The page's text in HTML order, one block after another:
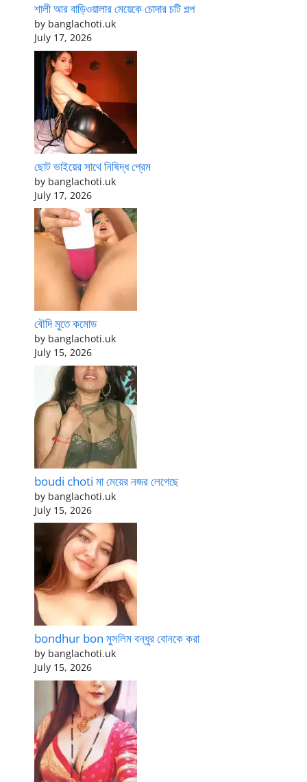
শালী আর বাড়িওয়ালার মেয়েকে চোদার চটি গল্প
by banglachoti.uk
July 17, 2026
ছোট ভাইয়ের সাথে নিষিদ্ধ প্রেম
by banglachoti.uk
July 17, 2026
বৌদি মুতে কমোড
by banglachoti.uk
July 15, 2026
boudi choti মা মেয়ের নজর লেগেছে
by banglachoti.uk
July 15, 2026
bondhur bon মুসলিম বন্ধুর বোনকে করা
by banglachoti.uk
July 15, 2026